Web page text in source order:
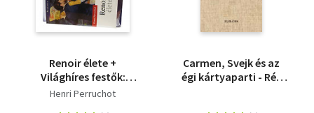
Renoir élete +
Világhíres festők:
Renoir album
Henri Perruchot
Carmen, Svejk és az
égi kártyaparti - Réz